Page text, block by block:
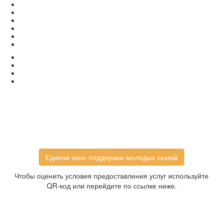
Единое окно поддержки молодых семей
Чтобы оценить условия предоставления услуг используйте
QR-код или перейдите по ссылке ниже.